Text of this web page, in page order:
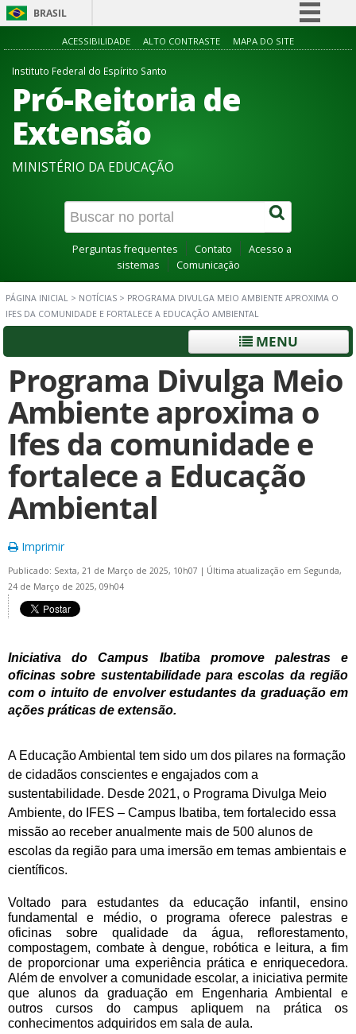
BRASIL
Simplifique!
Acesso à informação
ACESSIBILIDADE ALTO CONTRASTE MAPA DO SITE
Instituto Federal do Espírito Santo
Pró-Reitoria de
Extensão
MINISTÉRIO DA EDUCAÇÃO
Perguntas frequentes Contato
Acesso a
sistemas
Comunicação
PÁGINA INICIAL > NOTÍCIAS > PROGRAMA DIVULGA MEIO AMBIENTE APROXIMA O
IFES DA COMUNIDADE E FORTALECE A EDUCAÇÃO AMBIENTAL
MENU
Programa Divulga Meio
Ambiente aproxima o
Ifes da comunidade e
fortalece a Educação
Ambiental
Imprimir
Publicado: Sexta, 21 de Março de 2025, 10h07 | Última atualização em Segunda,
24 de Março de 2025, 09h04
Iniciativa do Campus Ibatiba promove palestras e
oficinas sobre sustentabilidade para escolas da região
com o intuito de envolver estudantes da graduação em
ações práticas de extensão.
A Educação Ambiental tem sido um dos pilares na formação
de cidadãos conscientes e engajados com a
sustentabilidade. Desde 2021, o Programa Divulga Meio
Ambiente, do IFES – Campus Ibatiba, tem fortalecido essa
missão ao receber anualmente mais de 500 alunos de
escolas da região para uma imersão em temas ambientais e
científicos.
Voltado para estudantes da educação infantil, ensino
fundamental e médio, o programa oferece palestras e
oficinas sobre qualidade da água, reflorestamento,
compostagem, combate à dengue, robótica e leitura, a fim
de proporcionar uma experiência prática e enriquecedora.
Além de envolver a comunidade escolar, a iniciativa permite
que alunos da graduação em Engenharia Ambiental e
outros cursos do campus apliquem na prática os
conhecimentos adquiridos em sala de aula.